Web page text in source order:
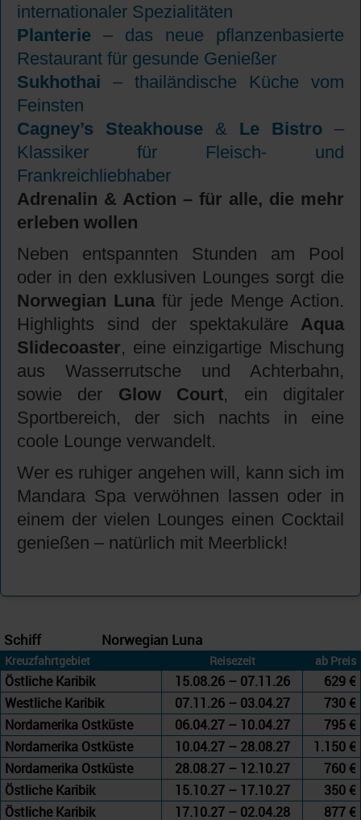
internationaler Spezialitäten
Planterie – das neue pflanzenbasierte
Restaurant für gesunde Genießer
Sukhothai – thailändische Küche vom
Feinsten
Cagney’s Steakhouse & Le Bistro –
Klassiker für Fleisch- und
Frankreichliebhaber
Adrenalin & Action – für alle, die mehr
erleben wollen
Neben entspannten Stunden am Pool
oder in den exklusiven Lounges sorgt die
Norwegian Luna für jede Menge Action.
Highlights sind der spektakuläre Aqua
Slidecoaster, eine einzigartige Mischung
aus Wasserrutsche und Achterbahn,
sowie der Glow Court, ein digitaler
Sportbereich, der sich nachts in eine
coole Lounge verwandelt.
Wer es ruhiger angehen will, kann sich im
Mandara Spa verwöhnen lassen oder in
einem der vielen Lounges einen Cocktail
genießen – natürlich mit Meerblick!
Schiff Norwegian Luna
Kreuzfahrtgebiet Reisezeit ab Preis
Östliche Karibik 15.08.26 – 07.11.26
629 €
Westliche Karibik
07.11.26 – 03.04.27
730 €
Nordamerika Ostküste
06.04.27 – 10.04.27
795 €
Nordamerika Ostküste
10.04.27 – 28.08.27
1.150 €
Nordamerika Ostküste
28.08.27 – 12.10.27
760 €
Östliche Karibik
15.10.27 – 17.10.27
350 €
Östliche Karibik
17.10.27 – 02.04.28 877 €